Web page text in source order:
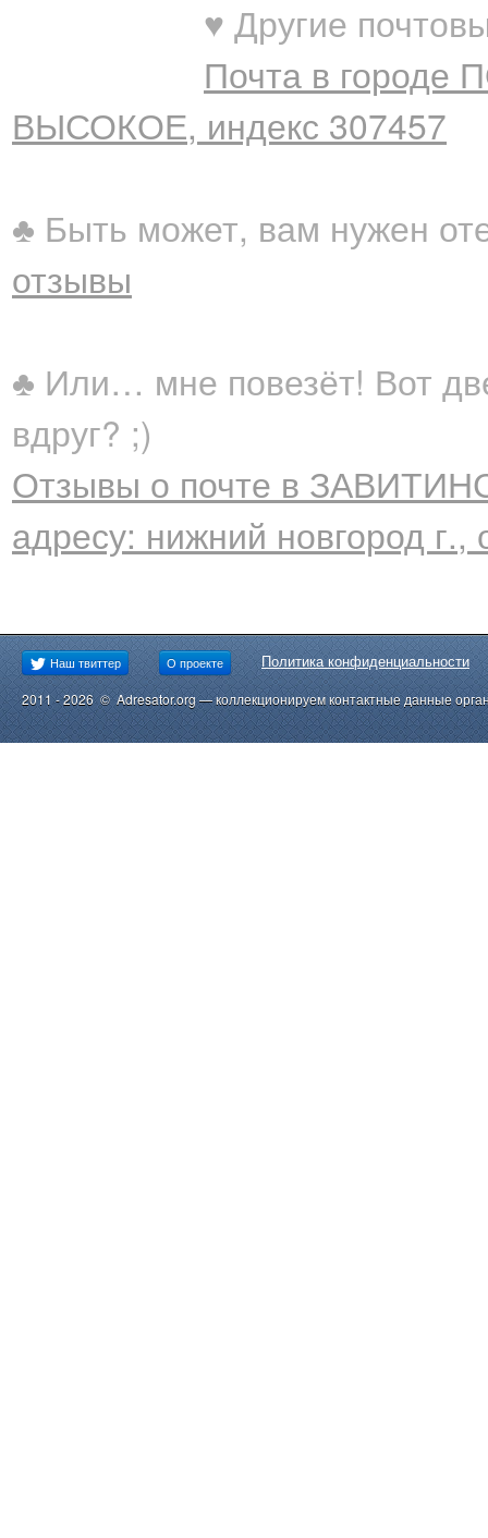
♥ Другие
Почта в городе
ВЫСОКОЕ, индекс 307457
♣ Быть может, вам нужен
отзывы
♣ Или… мне повезёт! Вот
вдруг? ;)
Отзывы о почте в
адресу: нижний новгород г.,
Наш твиттер О проекте Политика конфиденциальности
2011 - 2026 © Adresator.org — коллекционируем контактные данные